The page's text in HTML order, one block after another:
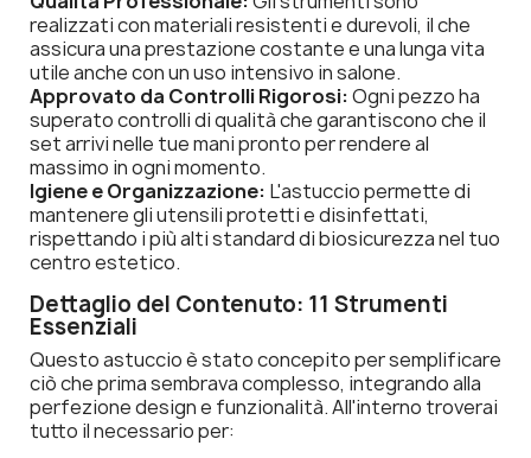
realizzati con materiali resistenti e durevoli, il che
assicura una prestazione costante e una lunga vita
utile anche con un uso intensivo in salone.
Approvato da Controlli Rigorosi:Ogni pezzo ha
superato controlli di qualità che garantiscono che il
set arrivi nelle tue mani pronto per rendere al
massimo in ogni momento.
Igiene e Organizzazione: L'astuccio permette di
mantenere gli utensili protetti e disinfettati,
rispettando i più alti standard di biosicurezza nel tuo
centro estetico.
Dettaglio del Contenuto: 11 Strumenti
Essenziali
Questo astuccio è stato concepito per semplificare
ciò che prima sembrava complesso, integrando alla
perfezione design e funzionalità. All'interno troverai
tutto il necessario per: